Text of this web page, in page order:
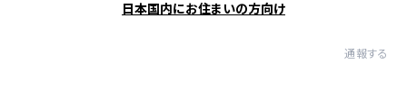
日本国内にお住まいの方向け
通報する